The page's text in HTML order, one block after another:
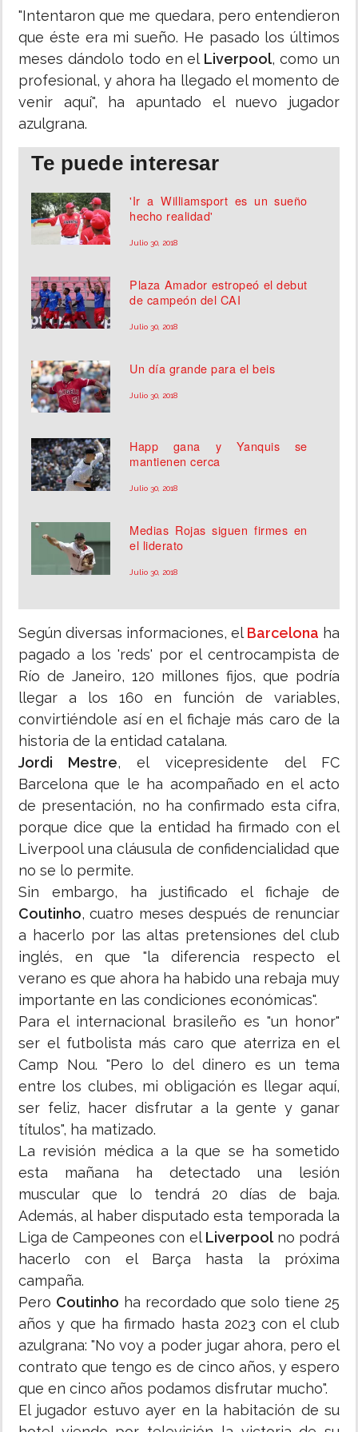
"Intentaron que me quedara, pero entendieron
que éste era mi sueño. He pasado los últimos
meses dándolo todo en el Liverpool, como un
profesional, y ahora ha llegado el momento de
venir aquí", ha apuntado el nuevo jugador
azulgrana.
Te puede interesar
'Ir a Williamsport es un sueño
hecho realidad'
Julio 30, 2018
Plaza Amador estropeó el debut
de campeón del CAI
Julio 30, 2018
Un día grande para el beis
Julio 30, 2018
Happ gana y Yanquis se
mantienen cerca
Julio 30, 2018
Medias Rojas siguen firmes en
el liderato
Julio 30, 2018
Según diversas informaciones, elBarcelona ha
pagado a los 'reds' por el centrocampista de
Río de Janeiro, 120 millones fijos, que podría
llegar a los 160 en función de variables,
convirtiéndole así en el fichaje más caro de la
historia de la entidad catalana.
Jordi Mestre, el vicepresidente del FC
Barcelona que le ha acompañado en el acto
de presentación, no ha confirmado esta cifra,
porque dice que la entidad ha firmado con el
Liverpool una cláusula de confidencialidad que
no se lo permite.
Sin embargo, ha justificado el fichaje de
Coutinho, cuatro meses después de renunciar
a hacerlo por las altas pretensiones del club
inglés, en que "la diferencia respecto el
verano es que ahora ha habido una rebaja muy
importante en las condiciones económicas".
Para el internacional brasileño es "un honor"
ser el futbolista más caro que aterriza en el
Camp Nou. "Pero lo del dinero es un tema
entre los clubes, mi obligación es llegar aquí,
ser feliz, hacer disfrutar a la gente y ganar
títulos", ha matizado.
La revisión médica a la que se ha sometido
esta mañana ha detectado una lesión
muscular que lo tendrá 20 días de baja.
Además, al haber disputado esta temporada la
Liga de Campeones con elLiverpoolno podrá
hacerlo con el Barça hasta la próxima
campaña.
Pero Coutinho ha recordado que solo tiene 25
años y que ha firmado hasta 2023 con el club
azulgrana: "No voy a poder jugar ahora, pero el
contrato que tengo es de cinco años, y espero
que en cinco años podamos disfrutar mucho".
El jugador estuvo ayer en la habitación de su